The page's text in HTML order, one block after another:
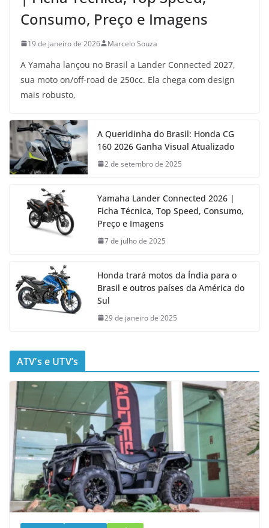
Consumo, Preço e Imagens
19 de janeiro de 2026 Marcelo Souza
A Yamaha lançou no Brasil a Lander Connected 2027,
sua moto on/off-road de 250cc. Ela chega com design
mais robusto,
A Queridinha do Brasil: Honda CG
160 2026 Ganha Visual Atualizado
2 de setembro de 2025
Yamaha Lander Connected 2026 |
Ficha Técnica, Top Speed, Consumo,
Preço e Imagens
7 de julho de 2025
Honda trará motos da Índia para o
Brasil e outros países da América do
Sul
29 de janeiro de 2025
ATV’s e UTV’s